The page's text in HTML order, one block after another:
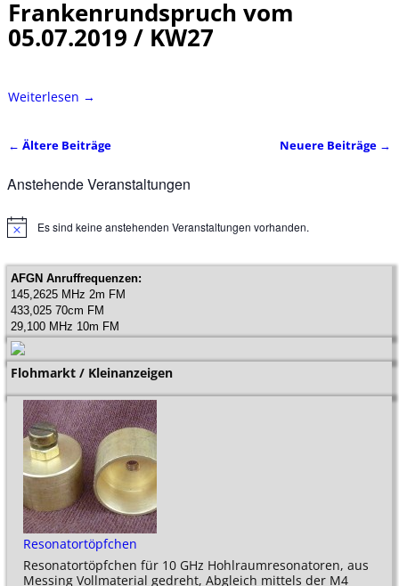
Frankenrundspruch vom
05.07.2019 / KW27
Weiterlesen →
← Ältere Beiträge Neuere Beiträge →
Anstehende Veranstaltungen
H
n
w
e
s
Es sind keine anstehenden Veranstaltungen vorhanden.
AFGN Anruffrequenzen:
145,2625 MHz 2m FM
433,025 70cm FM
29,100 MHz 10m FM
Flohmarkt / Kleinanzeigen
Resonatortöpfchen
Resonatortöpfchen für 10 GHz Hohlraumresonatoren, aus
Messing Vollmaterial gedreht, Abgleich mittels der M4